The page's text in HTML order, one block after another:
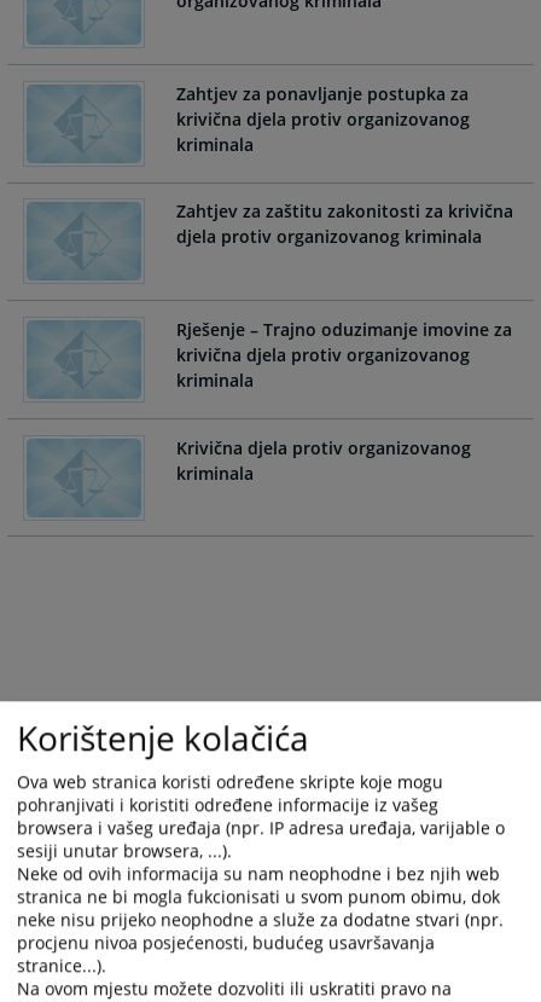
select
a
Press
question
mark
get
the
keyboard
shortcuts
for
changing
dates.
a
date.
Press
the
question
mark
key
keyboard
shortcuts
for
changing
dates.
Zahtjev za ponavljanje postupka za
krivična djela protiv organizovanog
kriminala
Zahtjev za zaštitu zakonitosti za krivična
djela protiv organizovanog kriminala
Rješenje – Trajno oduzimanje imovine za
krivična djela protiv organizovanog
kriminala
Krivična djela protiv organizovanog
kriminala
Korištenje kolačića
Ova web stranica koristi određene skripte koje mogu
pohranjivati i koristiti određene informacije iz vašeg
browsera i vašeg uređaja (npr. IP adresa uređaja, varijable o
sesiji unutar browsera, ...).
Neke od ovih informacija su nam neophodne i bez njih web
stranica ne bi mogla fukcionisati u svom punom obimu, dok
neke nisu prijeko neophodne a služe za dodatne stvari (npr.
procjenu nivoa posjećenosti, budućeg usavršavanja
stranice...).
Na ovom mjestu možete dozvoliti ili uskratiti pravo na